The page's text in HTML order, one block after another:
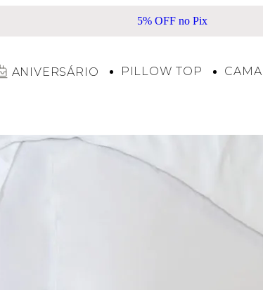
5% OFF no Pix
ANIVERSÁRIO PILLOW TOP CAMA